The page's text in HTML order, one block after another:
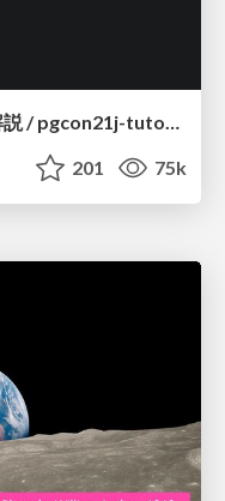
実際に使うSQLの書き方 徹底解説 / pgcon21j-tutorial
201 75k